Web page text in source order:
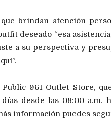
brindan atención
deseado “esa
a su perspectiva y
961 Outlet Store,
desde las 08:00 a.m.
información puedes